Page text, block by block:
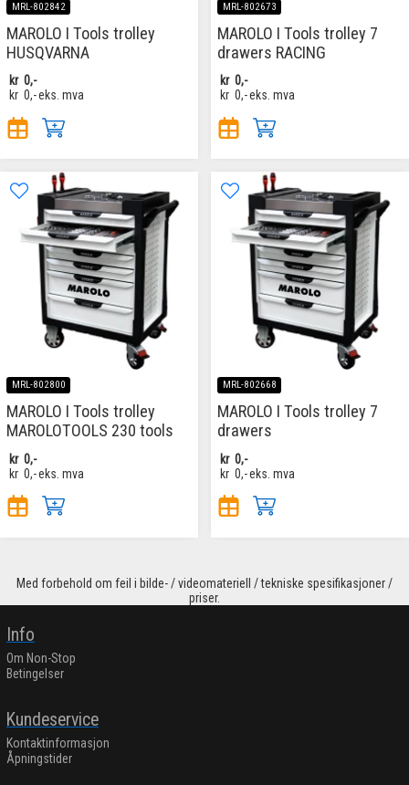
MRL-802842
MAROLO I Tools trolley
HUSQVARNA
kr 0,-
kr 0,-eks. mva
MRL-802673
MAROLO I Tools trolley 7
drawers RACING
kr 0,-
kr 0,-eks. mva
MRL-802800
MAROLO I Tools trolley
MAROLOTOOLS 230 tools
kr 0,-
kr 0,-eks. mva
MRL-802668
MAROLO I Tools trolley 7
drawers
kr 0,-
kr 0,-eks. mva
Med forbehold om feil i bilde- / videomateriell / tekniske spesifikasjoner /
priser.
Info
Om Non-Stop
Betingelser
Kundeservice
Kontaktinformasjon
Åpningstider